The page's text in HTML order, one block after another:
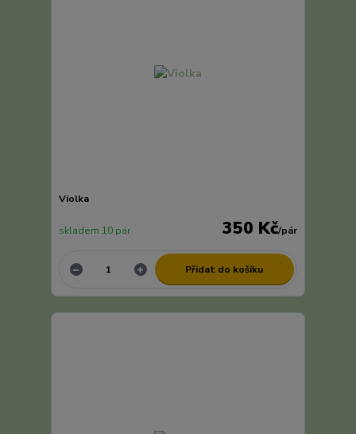
Violka
350 Kč/pár
skladem 10 pár
Přidat do košíku